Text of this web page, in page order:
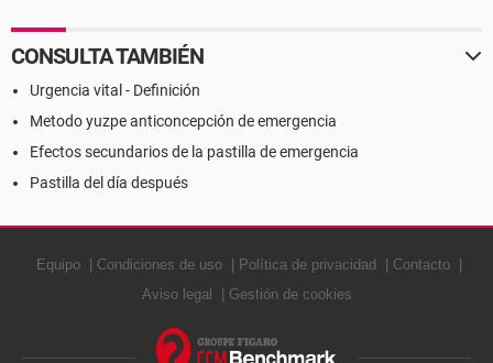
CONSULTA TAMBIÉN
Urgencia vital - Definición
Metodo yuzpe anticoncepción de emergencia
Efectos secundarios de la pastilla de emergencia
Pastilla del día después
Equipo Condiciones de uso Política de privacidad
Contacto
Aviso legal
Gestión de cookies